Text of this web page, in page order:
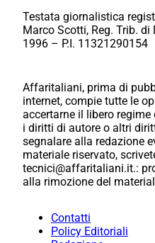
Testata giornalistica
Marco Scotti, Reg. Trib. di
1996 – P.I. 11321290154
Affaritaliani, prima di
internet, compie tutte le
accertarne il libero
i diritti di autore o altri
segnalare alla redazione
materiale riservato,
tecnici@affaritaliani.it.:
alla rimozione del
Contatti
Policy Editoriali